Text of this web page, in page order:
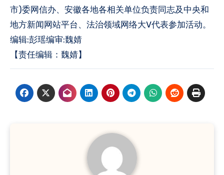
市)委网信办、安徽各地各相关单位负责同志及中央和
地方新闻网站平台、法治领域网络大V代表参加活动。
编辑:彭瑶编审:魏婧
【责任编辑：魏婧】